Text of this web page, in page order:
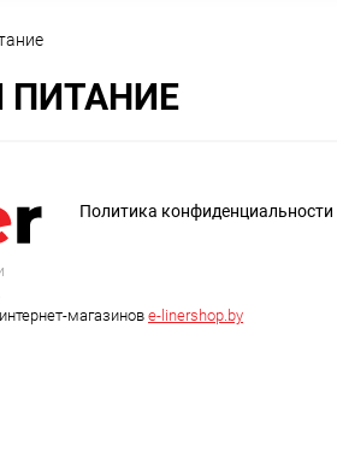
ПИТАНИЕ
Политика конфиденциальности
магазинов e-linershop.by